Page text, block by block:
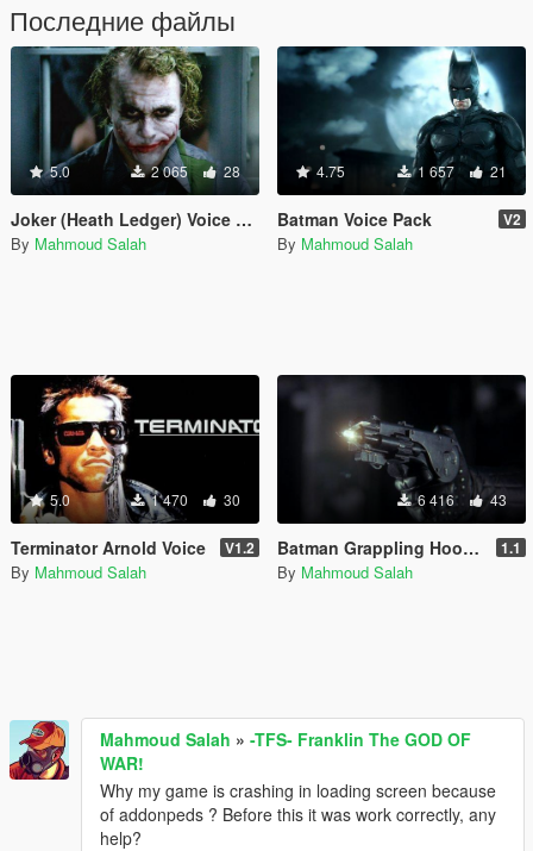
Последние файлы
5.0 2 065 28
Joker (Heath Ledger) Voice Pack
By Mahmoud Salah
4.75 1 657 21
Batman Voice Pack V2
By Mahmoud Salah
5.0 1 470 30
Terminator Arnold Voice V1.2
By Mahmoud Salah
6 416 43
Batman Grappling Hook (sound) 1.1
By Mahmoud Salah
Mahmoud Salah » -TFS- Franklin The GOD OF
WAR!
Why my game is crashing in loading screen because
of addonpeds ? Before this it was work correctly, any
help?